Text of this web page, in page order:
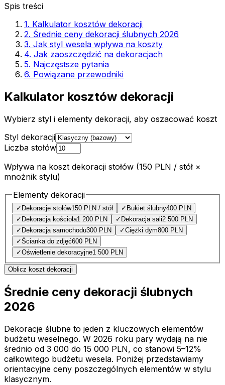
Spis treści
1. Kalkulator kosztów dekoracji
2. Średnie ceny dekoracji ślubnych 2026
3. Jak styl wesela wpływa na koszty
4. Jak zaoszczędzić na dekoracjach
5. Najczęstsze pytania
6. Powiązane przewodniki
Kalkulator kosztów dekoracji
Wybierz styl i elementy dekoracji, aby oszacować koszt
Styl dekoracji
Liczba stołów
Wpływa na koszt dekoracji stołów (150 PLN / stół ×
mnożnik stylu)
Elementy dekoracji
✓ Dekoracje stołów150 PLN / stół ✓ Bukiet ślubny400 PLN
✓ Dekoracja kościoła1 200 PLN ✓ Dekoracja sali2 500 PLN
✓ Dekoracja samochodu300 PLN ✓Ciężki dym800 PLN
✓Ścianka do zdjęć600 PLN
✓Oświetlenie dekoracyjne1 500 PLN
Oblicz koszt dekoracji
Średnie ceny dekoracji ślubnych
2026
Dekoracje ślubne to jeden z kluczowych elementów
budżetu weselnego. W 2026 roku pary wydają na nie
średnio od 3 000 do 15 000 PLN, co stanowi 5–12%
całkowitego budżetu wesela. Poniżej przedstawiamy
orientacyjne ceny poszczególnych elementów w stylu
klasycznym.